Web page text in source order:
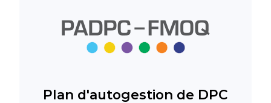
Plan d'autogestion de DPC